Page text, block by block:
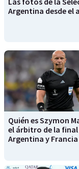
Argentina desde el
Quién es Szymon
el árbitro de la
Argentina y Francia